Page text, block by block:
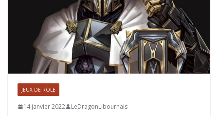
JEUX DE RÔLE
14 janvier 2022 LeDragonLibournais